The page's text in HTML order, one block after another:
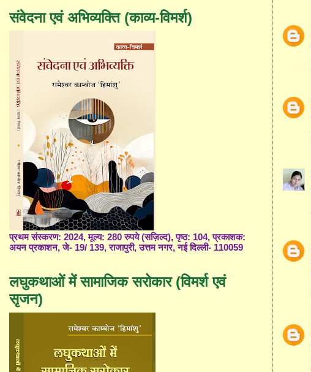
संवेदना एवं अभिव्यक्ति (काव्य-विमर्श)
प्रथम संस्करण: 2024, मूल्य: 280 रुपये (सज़िल्द), पृष्ठ: 104, प्रकाशक:
अयन प्रकाशन, जे- 19/ 139, राजापुरी, उत्तम नगर, नई दिल्ली- 110059
लघुकथाओं में सामाजिक सरोकार (विमर्श एवं
सृजन)